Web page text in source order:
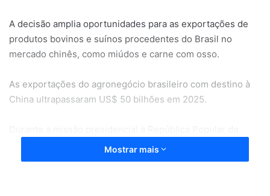
A decisão amplia oportunidades para as exportações de
produtos bovinos e suínos procedentes do Brasil no
mercado chinês, como miúdos e carne com osso.
As exportações do agronegócio brasileiro com destino à
China ultrapassaram US$ 50 bilhões em 2025.
China, em maio de 2025, os dois países assinaram
“memorando de entendimento entre o Ministério da
Mostrar mais